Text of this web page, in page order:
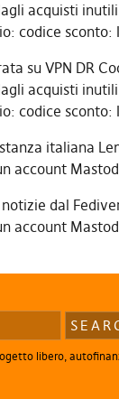
acquisti
codice sconto:
su VPN DR
acquisti
codice sconto:
italiana
account
notizie dal
account
libero,